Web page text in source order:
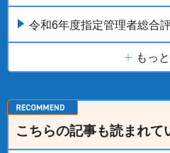
令和6年度指定管理者総合
もっ
こちらの記事も読まれて